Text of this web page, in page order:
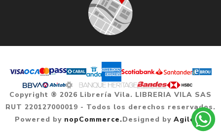
Copyright ® 2026 Librería Vila. LIBRERIA VILA SAS
RUT 220127000019 - Todos los derechos reservados.
Powered by nopCommerce.Designed by Agile.uy